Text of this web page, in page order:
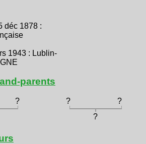
déc 1878 :
1943 : Lublin-
parents
? ?
?
?